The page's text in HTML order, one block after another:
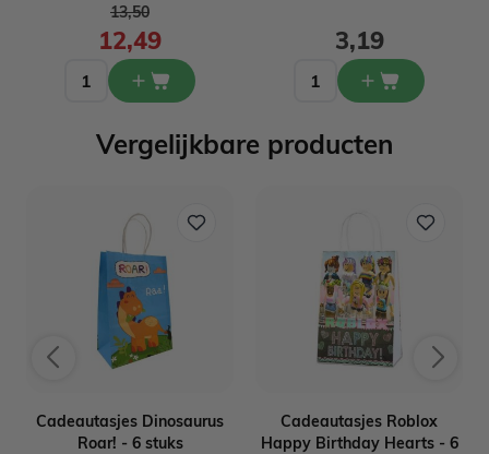
12,49
Normale prijs
13,50
3,19
Vergelijkbare producten
Cadeautasjes Dinosaurus
Roar! - 6 stuks
Cadeautasjes Roblox
Happy Birthday Hearts - 6